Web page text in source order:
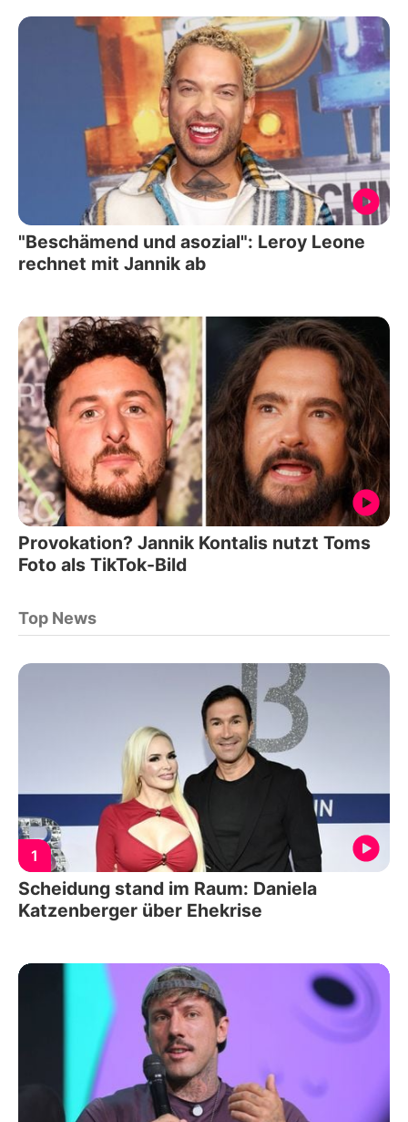
"Beschämend und asozial": Leroy Leone
rechnet mit Jannik ab
Provokation? Jannik Kontalis nutzt Toms
Foto als TikTok-Bild
Top News
1
Scheidung stand im Raum: Daniela
Katzenberger über Ehekrise